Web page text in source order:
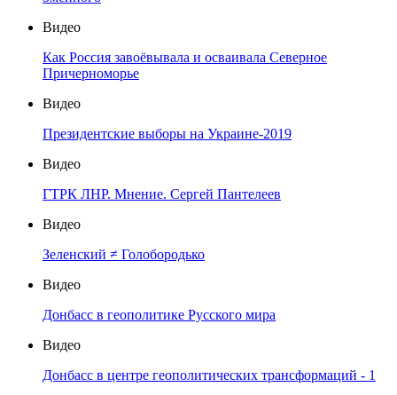
Видео
Как Россия завоёвывала и осваивала Северное
Причерноморье
Видео
Президентские выборы на Украине-2019
Видео
ГТРК ЛНР. Мнение. Сергей Пантелеев
Видео
Зеленский ≠ Голобородько
Видео
Донбасс в геополитике Русского мира
Видео
Донбасс в центре геополитических трансформаций - 1